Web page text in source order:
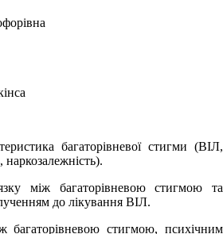
багаторівневої стигми (ВІЛ,
між багаторівневою стигмою та
до лікування ВІЛ.
багаторівневою стигмою, психічним